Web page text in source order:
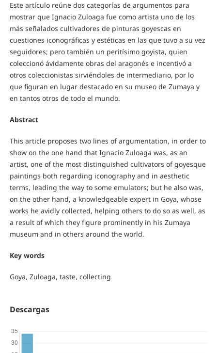
Este artículo reúne dos categorías de argumentos para
mostrar que Ignacio Zuloaga fue como artista uno de los
más señalados cultivadores de pinturas goyescas en
cuestiones iconográficas y estéticas en las que tuvo a su vez
seguidores; pero también un peritísimo goyista, quien
coleccionó ávidamente obras del aragonés e incentivó a
otros coleccionistas sirviéndoles de intermediario, por lo
que figuran en lugar destacado en su museo de Zumaya y
en tantos otros de todo el mundo.
Abstract
This article proposes two lines of argumentation, in order to
show on the one hand that Ignacio Zuloaga was, as an
artist, one of the most distinguished cultivators of goyesque
paintings both regarding iconography and in aesthetic
terms, leading the way to some emulators; but he also was,
on the other hand, a knowledgeable expert in Goya, whose
works he avidly collected, helping others to do so as well, as
a result of which they figure prominently in his Zumaya
museum and in others around the world.
Key words
Goya, Zuloaga, taste, collecting
Descargas